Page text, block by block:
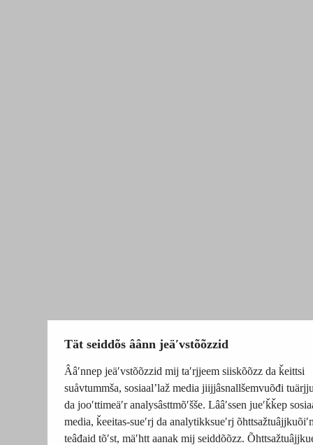
Tät seiddõs âânn jeäʹvstõõzzid
Ââʹnnep jeäʹvstõõzzid mij taʹrjjeem siiskõõzz da ǩeittsi
suåvtummša, sosiaalʼlaž media jiijjâsnallšemvuõđi
da jooʹttimeäʹr analysâsttmõʹšše. Lââʹssen jueʹǩǩep
media, ǩeeitas-sueʹrj da analytikksueʹrj
teâđaid tõʹst, mäʹhtt aanak mij seiddõõzz.